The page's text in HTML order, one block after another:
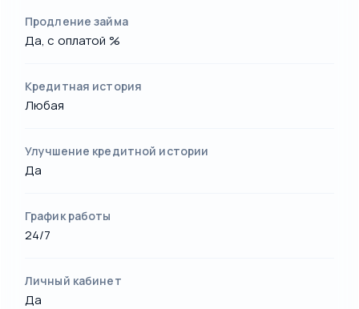
Продление займа
Да, с оплатой %
Кредитная история
Любая
Улучшение кредитной истории
Да
График работы
24/7
Личный кабинет
Да